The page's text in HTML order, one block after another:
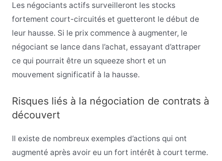
Les négociants actifs surveilleront les stocks
fortement court-circuités et guetteront le début de
leur hausse. Si le prix commence à augmenter, le
négociant se lance dans l’achat, essayant d’attraper
ce qui pourrait être un squeeze short et un
mouvement significatif à la hausse.
Risques liés à la négociation de contrats à
découvert
Il existe de nombreux exemples d’actions qui ont
augmenté après avoir eu un fort intérêt à court terme.